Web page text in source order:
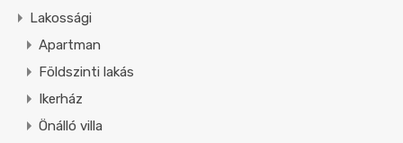
Lakossági
Apartman
Földszinti lakás
Ikerház
Önálló villa